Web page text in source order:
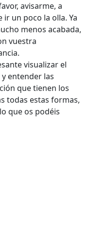
avisarme, a
ir un poco la olla. Ya
menos acabada,
vuestra
visualizar el
entender las
que tienen los
todas estas formas,
que os podéis